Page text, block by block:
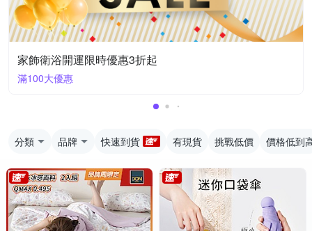
家飾衛浴開運限時優惠3折起
滿100大優惠
分類 品牌 快速到貨 有現貨 挑戰低價 價格低到